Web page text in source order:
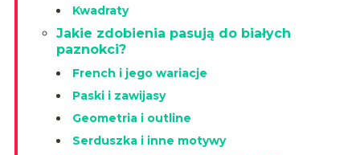
Kwadraty
Jakie zdobienia pasują do białych
paznokci?
French i jego wariacje
Paski i zawijasy
Geometria i outline
Serduszka i inne motywy